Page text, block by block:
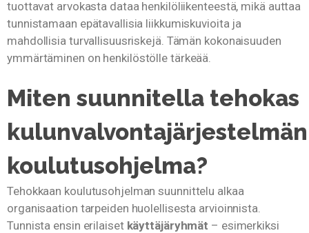
tuottavat arvokasta dataa henkilöliikenteestä, mikä auttaa
tunnistamaan epätavallisia liikkumiskuvioita ja
mahdollisia turvallisuusriskejä. Tämän kokonaisuuden
ymmärtäminen on henkilöstölle tärkeää.
Miten suunnitella tehokas
kulunvalvontajärjestelmän
koulutusohjelma?
Tehokkaan koulutusohjelman suunnittelu alkaa
organisaation tarpeiden huolellisesta arvioinnista.
Tunnista ensin erilaiset käyttäjäryhmät – esimerkiksi